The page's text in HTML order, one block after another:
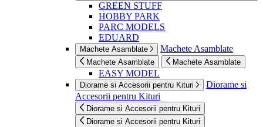
GREEN STUFF
HOBBY PARK
PARC MODELS
EDUARD
Machete Asamblate Machete Asamblate
Machete Asamblate Machete Asamblate
EASY MODEL
Diorame si Accesorii pentru Kituri
Diorame si
Accesorii pentru Kituri
Diorame si Accesorii pentru Kituri
Diorame si Accesorii pentru Kituri